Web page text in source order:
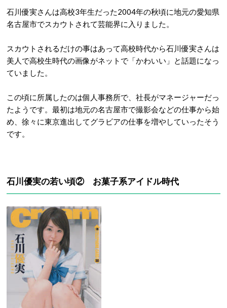
石川優実さんは高校3年生だった2004年の秋頃に地元の愛知県
名古屋市でスカウトされて芸能界に入りました。
スカウトされるだけの事はあって高校時代から石川優実さんは
美人で高校生時代の画像がネットで「かわいい」と話題になっ
ていました。
この頃に所属したのは個人事務所で、社長がマネージャーだっ
たようです。最初は地元の名古屋市で撮影会などの仕事から始
め、徐々に東京進出してグラビアの仕事を増やしていったそう
です。
石川優実の若い頃② お菓子系アイドル時代